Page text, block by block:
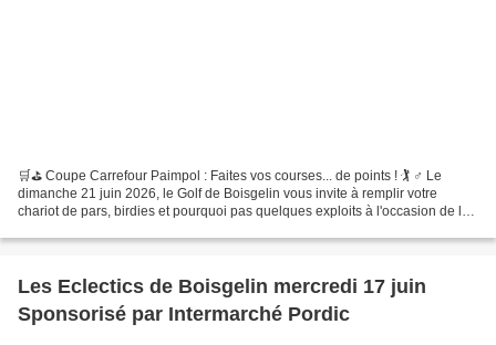
🛒⛳ Coupe Carrefour Paimpol : Faites vos courses... de points ! 🏌️ ♂️ Le
dimanche 21 juin 2026, le Golf de Boisgelin vous invite à remplir votre
chariot de pars, birdies et pourquoi pas quelques exploits à l'occasion de la
Les Eclectics de Boisgelin mercredi 17 juin
Sponsorisé par Intermarché Pordic